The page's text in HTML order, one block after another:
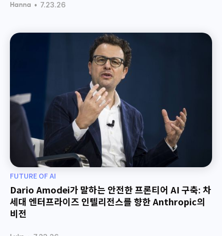
Hanna • 7.23.26
FUTURE OF AI
Dario Amodei가 말하는 안전한 프론티어 AI 구축: 차
세대 엔터프라이즈 인텔리전스를 향한 Anthropic의
비전